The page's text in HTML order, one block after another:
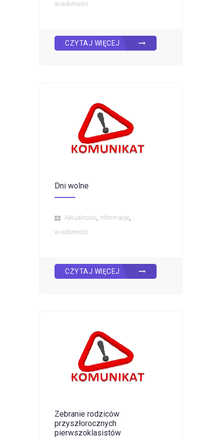
wiadomości
CZYTAJ WIĘCEJ
Dni wolne
Aktualności Informacje
wiadomości
CZYTAJ WIĘCEJ
Zebranie rodziców
przyszłorocznych
pierwszoklasistów